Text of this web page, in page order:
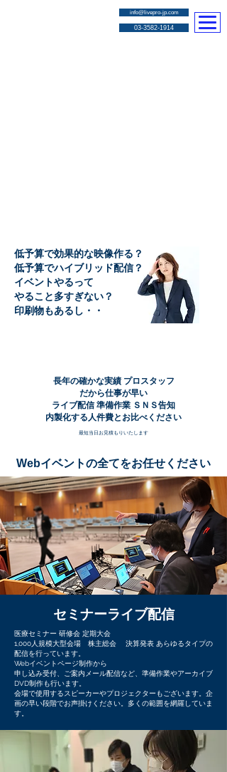
info@livepro-jp.com
03-3582-1914
低予算で効果的な映像作る？
低予算でハイブリッド配信？
イベントやるって
やること多すぎない？
​印刷物もあるし・・
​長年の確かな実績 プロスタッフ
だから仕事が早い
ライブ配信 準備作業 ＳＮＳ告知
​内製化する人件費とお比べください
最短当日お見積もりいたします
​Webイベントの全てをお任せください
セミナーライブ配信
医療セミナー 研修会 定期大会
1,000人規模大型会場 株主総会 決算発表 あらゆるタイプの
配信を行っています。
Webイベントページ制作から
申し込み受付、ご案内メール配信など、準備作業やアーカイブ
DVD制作も行います。
​会場で使用するスピーカーやプロジェクターもございます。企
画の早い段階でお声掛けください。多くの範囲を網羅していま
す。